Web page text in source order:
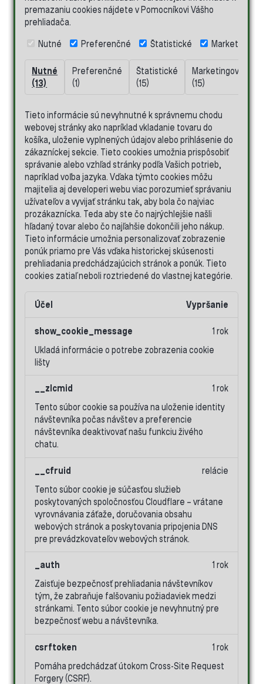
premazaniu cookies nájdete v Pomocníkovi Vášho
prehliadača.
Nutné Preferenčné Štatistické Marketingové
Nutné
(13)
Preferenčné
(1)
Štatistické
(15)
Marketingové
(15)
Tieto informácie sú nevyhnutné k správnemu chodu
webovej stránky ako napríklad vkladanie tovaru do
košíka, uloženie vyplnených údajov alebo prihlásenie do
zákazníckej sekcie. Tieto cookies umožnia prispôsobiť
správanie alebo vzhľad stránky podľa Vašich potrieb,
napríklad voľba jazyka. Vďaka týmto cookies môžu
majitelia aj developeri webu viac porozumieť správaniu
užívateľov a vyvijať stránku tak, aby bola čo najviac
prozákaznícka. Teda aby ste čo najrýchlejšie našli
hľadaný tovar alebo čo najľahšie dokončili jeho nákup.
Tieto informácie umožnia personalizovať zobrazenie
ponúk priamo pre Vás vďaka historickej skúsenosti
prehliadania predchádzajúcich stránok a ponúk. Tieto
cookies zatiaľ neboli roztriedené do vlastnej kategórie.
Účel Vypršanie
show_cookie_message
Ukladá informácie o potrebe zobrazenia cookie
lišty
1 rok
__zlcmid
Tento súbor cookie sa používa na uloženie identity
návštevníka počas návštev a preferencie
návštevníka deaktivovať našu funkciu živého
chatu.
1 rok
__cfruid
Tento súbor cookie je súčasťou služieb
poskytovaných spoločnosťou Cloudflare – vrátane
vyrovnávania záťaže, doručovania obsahu
webových stránok a poskytovania pripojenia DNS
pre prevádzkovateľov webových stránok.
relácie
_auth
Zaisťuje bezpečnosť prehliadania návštevníkov
tým, že zabraňuje falšovaniu požiadaviek medzi
stránkami. Tento súbor cookie je nevyhnutný pre
bezpečnosť webu a návštevníka.
1 rok
csrftoken
Pomáha predchádzať útokom Cross-Site Request
Forgery (CSRF).
1 rok